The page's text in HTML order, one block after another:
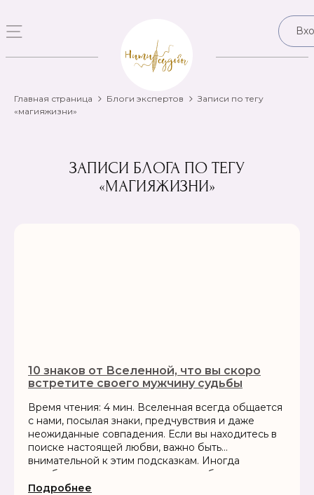
Главная страница Блоги экспертов
Записи по тегу
«магияжизни»
ЗАПИСИ БЛОГА ПО ТЕГУ
«МАГИЯЖИЗНИ»
10 знаков от Вселенной, что вы скоро
встретите своего мужчину судьбы
Время чтения: 4 мин. Вселенная всегда общается
с нами, посылая знаки, предчувствия и даже
неожиданные совпадения. Если вы находитесь в
поиске настоящей любви, важно быть
внимательной к этим подсказкам. Иногда
судьбоносная встреча уже совсем близко, и
пространство...
Подробнее